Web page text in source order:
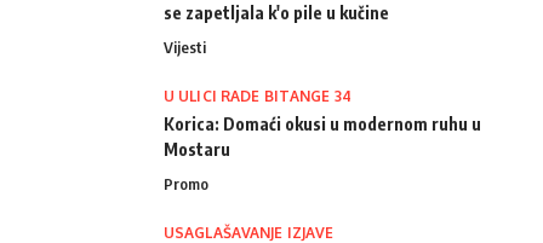
se zapetljala k'o pile u kučine
Vijesti
U ULICI RADE BITANGE 34
Korica: Domaći okusi u modernom ruhu u
Mostaru
Promo
USAGLAŠAVANJE IZJAVE